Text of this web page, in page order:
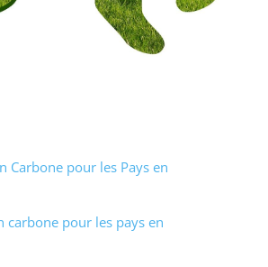
Carbone pour les Pays en
carbone pour les pays en